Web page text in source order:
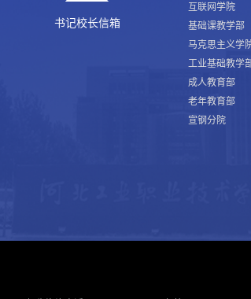
书记校长信箱
互联网学院
基础课教学部
马克思主义学
工业基础教学
成人教育部
老年教育部
宣钢分院